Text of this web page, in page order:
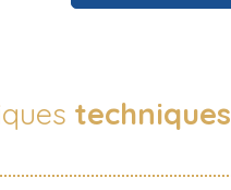
techniques